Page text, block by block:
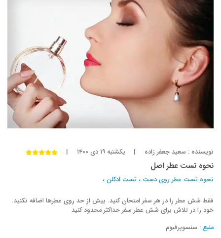
NoirFragrance
IntensePerfume
عطر_اینستنس
عطر_نویر پوره_فم
آب_ادو_کلن
عطر
ادکلن
تاریخچه_عطر
تاریخچه_ادکلن
عطرسازی
فرهنگ_عطر
عطرهای_مدرن
صنعت_عطر
برندهای_عطر
تاریخ_عطرسازی
نت‌های_بویایی
عطرسازی
نت‌های_بویایی_عطر
عطر_مدرن
نت‌های_اولیه
نت‌های_پایه
شناخت_عطر
عطرهای_چوبی
عطرهای_میوه‌ای
آزمون_عطر
مشاوره_عطر
برندهای_عطر
عطرهای_شخصی
راهنمای_انتخاب_عطر
ویژگی‌های_عطر
نویسنده : سعید جعفر زاده | یکشنبه ۱۹ دی ۱۴۰۰ |
نحوه تست عطر اصل
نحوه تست عطر روی دست ، تست ادکلن ،
فقط شش عطر را در هر سفر امتحان کنید. بیش از حد روی عطرها اضافه نکنید.
خود را در تلاش برای شش عطر سفر حداکثر محدود کنید
منبع : سنسوپرفیوم